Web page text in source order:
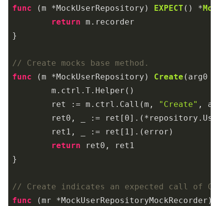
func
(m *MockUserRepository) EXPECT () *
return m.recorder
}
// Create mocks base method.
func
(m *MockUserRepository) Create (arg0
	ret := m.ctrl.Call(m,
"Create" ,
	ret0, _ := ret[
0
	ret1, _ := ret[
1].(error)
return ret0, ret1
}
// Create indicates an expected call of
func
(mr *MockUserRepositoryMockRecorder)